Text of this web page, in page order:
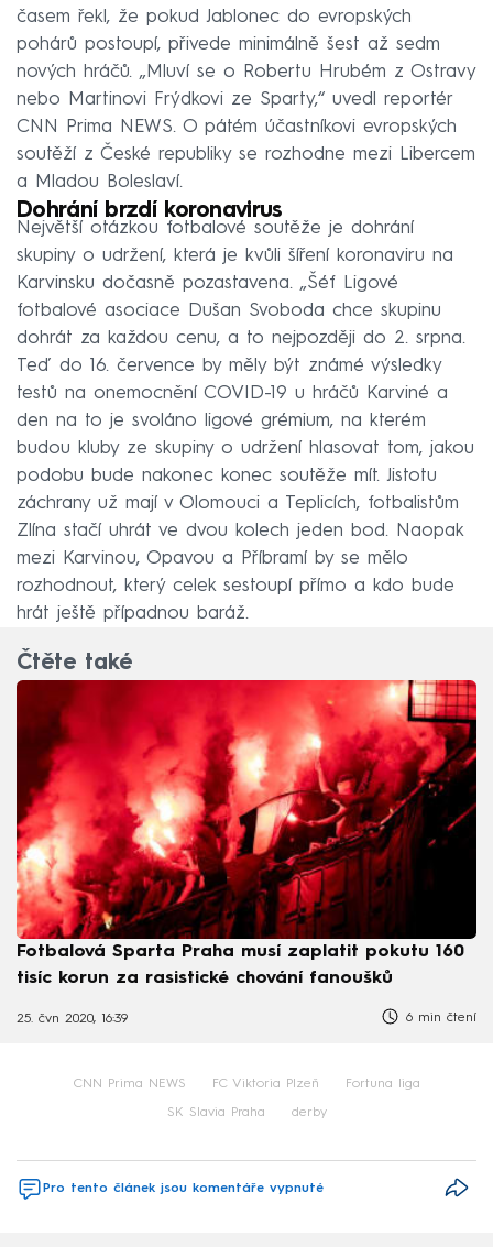
časem řekl, že pokud Jablonec do evropských
pohárů postoupí, přivede minimálně šest až sedm
nových hráčů. „Mluví se o Robertu Hrubém z Ostravy
nebo Martinovi Frýdkovi ze Sparty,“ uvedl reportér
CNN Prima NEWS. O pátém účastníkovi evropských
soutěží z České republiky se rozhodne mezi Libercem
a Mladou Boleslaví.
Dohrání brzdí koronavirus
Největší otázkou fotbalové soutěže je dohrání
skupiny o udržení, která je kvůli šíření koronaviru na
Karvinsku dočasně pozastavena. „Šéf Ligové
fotbalové asociace Dušan Svoboda chce skupinu
dohrát za každou cenu, a to nejpozději do 2. srpna.
Teď do 16. července by měly být známé výsledky
testů na onemocnění COVID-19 u hráčů Karviné a
den na to je svoláno ligové grémium, na kterém
budou kluby ze skupiny o udržení hlasovat tom, jakou
podobu bude nakonec konec soutěže mít. Jistotu
záchrany už mají v Olomouci a Teplicích, fotbalistům
Zlína stačí uhrát ve dvou kolech jeden bod. Naopak
mezi Karvinou, Opavou a Příbramí by se mělo
rozhodnout, který celek sestoupí přímo a kdo bude
hrát ještě případnou baráž.
Čtěte také
Fotbalová Sparta Praha musí zaplatit pokutu 160
tisíc korun za rasistické chování fanoušků
25. čvn 2020, 16:39 6 min čtení
CNN Prima NEWS FC Viktoria Plzeň Fortuna liga
SK Slavia Praha derby
Pro tento článek jsou komentáře vypnuté